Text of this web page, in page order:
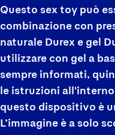
Questo sex toy può
combinazione con
naturale Durex e gel
utilizzare con gel a
sempre informati,
le istruzioni
questo dispositivo è
L’immagine è a solo